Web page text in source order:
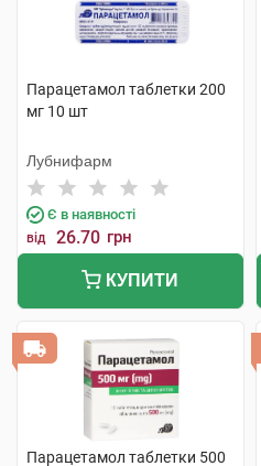
Парацетамол таблетки 200
мг 10 шт
Лубнифарм
Є в наявності
від 26.70 грн
КУПИТИ
Парацетамол таблетки 500